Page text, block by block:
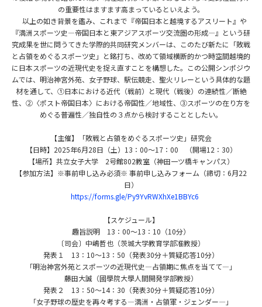
の重要性はますます高まっているといえよう。
以上の如き背景を鑑み、これまで『帝国日本と越境するアスリート』や
『満洲スポーツ史―帝国日本と東アジアスポーツ交流圏の形成―』という研
究成果を世に問うてきた学際的共同研究メンバーは、このたび新たに「敗戦
と占領をめぐるスポーツ史」と銘打ち、改めて領域横断的かつ時空間越境的
に日本スポーツの近現代史を捉え直すことを構想した。この公開シンポジウ
ムでは、明治神宮外苑、女子野球、駅伝競走、聖火リレーという具体的な題
材を通して、①日本における近代（戦前）と現代（戦後）の連続性／断絶
性、②〈ポスト帝国日本〉における帝国性／地域性、③スポーツの在り方を
めぐる普遍性／独自性の３点から検討することとしたい。
【主催】「敗戦と占領をめぐるスポーツ史」研究会
【日時】2025年6月28日（土）13：00～17：00 （開場12：30）
【場所】共立女子大学 2号館802教室（神田一ツ橋キャンパス）
【参加方法】※事前申し込み必須※ 事前申し込みフォーム（締切：6月22
日）
https://forms.gle/Py9YvRWXhXe1BBYc6
【スケジュール】
趣旨説明 13：00～13：10（10分）
〔司会〕中嶋哲也（茨城大学教育学部准教授）
発表１ 13：10～13：50（発表30分＋質疑応答10分）
「明治神宮外苑とスポーツの近現代史―占領期に焦点を当てて―」
藤田大誠（國學院大學人間開発学部教授）
発表２ 13：50～14：30（発表30分＋質疑応答10分）
「女子野球の歴史を再々考する―満洲・占領軍・ジェンダー―」